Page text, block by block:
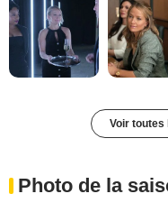
Voir toutes
Photo de la